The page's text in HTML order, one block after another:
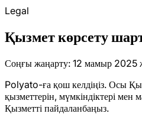
Legal
Қызмет көрсету
Соңғы жаңарту: 12 мамыр 2025
Polyato-ға қош келдіңіз. Осы
қызметтерін, мүмкіндіктері
Қызметті пайдаланбаңыз.